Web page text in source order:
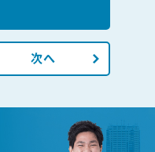
次へ